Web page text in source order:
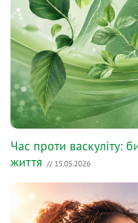
Час проти васкуліту:
життя // 15.05.2026